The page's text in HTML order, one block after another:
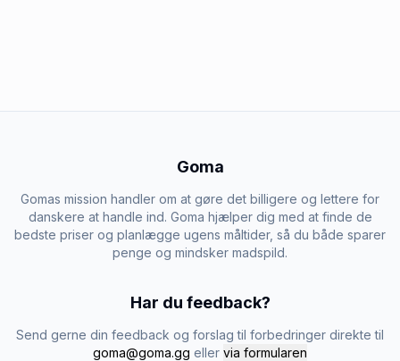
Goma
Gomas mission handler om at gøre det billigere og lettere for
danskere at handle ind. Goma hjælper dig med at finde de
bedste priser og planlægge ugens måltider, så du både sparer
penge og mindsker madspild.
Har du feedback?
Send gerne din feedback og forslag til forbedringer direkte til
goma@goma.gg eller via formularen